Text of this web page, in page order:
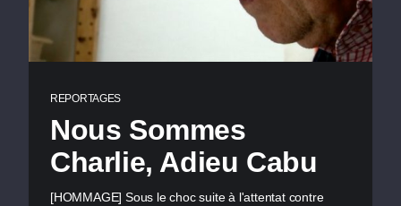
REPORTAGES
Nous Sommes
Charlie, Adieu Cabu
[HOMMAGE] Sous le choc suite à l'attentat contre